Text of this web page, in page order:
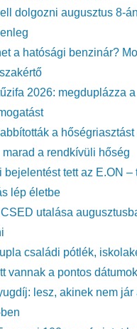
dolgozni augusztus 8-
a hatósági benzinár?
2026: megduplázza a
a hőségriasztást
a rendkívüli hőség
bejelentést tett az E.ON –
lép életbe
utalása
családi pótlék,
vannak a pontos dátumok
lesz, akinek nem jár